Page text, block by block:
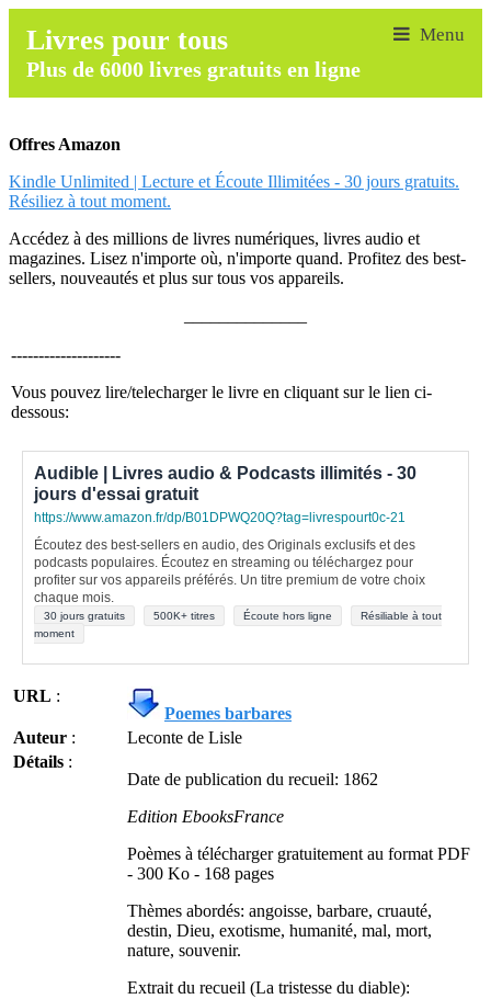
Livres pour tous
Plus de 6000 livres gratuits en ligne
Offres Amazon
Kindle Unlimited | Lecture et Écoute Illimitées - 30 jours gratuits.
Résiliez à tout moment.
Accédez à des millions de livres numériques, livres audio et
magazines. Lisez n'importe où, n'importe quand. Profitez des best-
sellers, nouveautés et plus sur tous vos appareils.
--------------------
Vous pouvez lire/telecharger le livre en cliquant sur le lien ci-
dessous:
Audible | Livres audio & Podcasts illimités - 30
jours d'essai gratuit
https://www.amazon.fr/dp/B01DPWQ20Q?tag=livrespourt0c-21
Écoutez des best-sellers en audio, des Originals exclusifs et des
podcasts populaires. Écoutez en streaming ou téléchargez pour
profiter sur vos appareils préférés. Un titre premium de votre choix
chaque mois.
30 jours gratuits 500K+ titres Écoute hors ligne
Résiliable à tout
moment
URL :
Poemes barbares
Auteur :
Leconte de Lisle
Détails :
Date de publication du recueil: 1862
Edition EbooksFrance
Poèmes à télécharger gratuitement au format PDF
- 300 Ko - 168 pages
Thèmes abordés: angoisse, barbare, cruauté,
destin, Dieu, exotisme, humanité, mal, mort,
nature, souvenir.
Extrait du recueil (La tristesse du diable):